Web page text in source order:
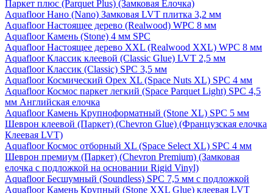
Паркет плюс (Parquet Plus) (Замковая Елочка)
Aquafloor Нано (Nano) Замковая LVT плитка 3,2 мм
Aquafloor Настоящее дерево (Realwood) WPC 8 мм
Aquafloor Камень (Stone) 4 мм SPC
Aquafloor Настоящее дерево XXL (Realwood XXL) WPC 8 мм
Aquafloor Классик клеевой (Classic Glue) LVT 2,5 мм
Aquafloor Классик (Classic) SPC 3,5 мм
Aquafloor Космический Орех XL (Space Nuts XL) SPC 4 мм
Aquafloor Космос паркет легкий (Space Parquet Light) SPC 4,5
мм Английская елочка
Aquafloor Камень Крупноформатный (Stone XL) SPC 5 мм
Шеврон клеевой (Паркет) (Chevron Glue) (Французская елочка
Клеевая LVT)
Aquafloor Космос отборный XL (Space Select XL) SPC 4 мм
Шеврон премиум (Паркет) (Chevron Premium) (Замковая
елочка с подложкой на основании Rigid Vinyl)
Aquafloor Бесшумный (Soundless) SPC 7,5 мм с подложкой
Aquafloor Камень Крупный (Stone XXL Glue) клеевая LVT